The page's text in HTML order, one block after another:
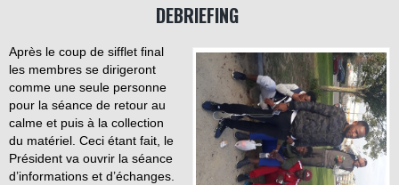
DEBRIEFING
Après le coup de sifflet final
les membres se dirigeront
comme une seule personne
pour la séance de retour au
calme et puis à la collection
du matériel. Ceci étant fait, le
Président va ouvrir la séance
d’informations et d’échanges.